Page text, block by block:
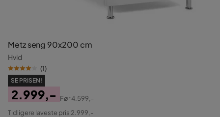
Metz seng 90x200 cm
Hvid
(1)
SE PRISEN!
Pris
2.999,-
Original
Før4.599,-
Tidligere laveste pris 2.999,-